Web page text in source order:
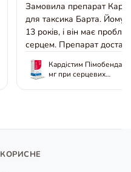
Замовила препарат
для таксика Барта. Йому
13 років, і він має
серцем. Препарат
на другий день в
безкоштовно. Дуже
задоволена сервісом.
Кардістим Пімобендан
мг при серцевих
КОРИСНЕ